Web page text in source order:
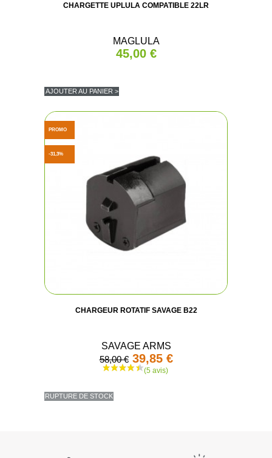
CHARGETTE UPLULA COMPATIBLE 22LR
MAGLULA
45,00 €
AJOUTER AU PANIER >
CHARGEUR ROTATIF SAVAGE B22
SAVAGE ARMS
58,00 € 39,85 €
RUPTURE DE STOCK
PROMO
-31,3%